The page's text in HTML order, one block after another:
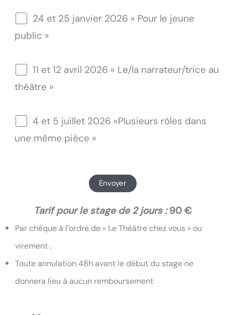
24 et 25 janvier 2026 « Pour le jeune
public »
11 et 12 avril 2026 « Le/la narrateur/trice au
théâtre »
4 et 5 juillet 2026 «Plusieurs rôles dans
une même pièce »
Tarif pour le stage de 2 jours :90 €
Par chèque à l’ordre de « Le Théâtre chez vous » ou
virement .
Toute annulation 48h avant le début du stage ne
donnera lieu à aucun remboursement